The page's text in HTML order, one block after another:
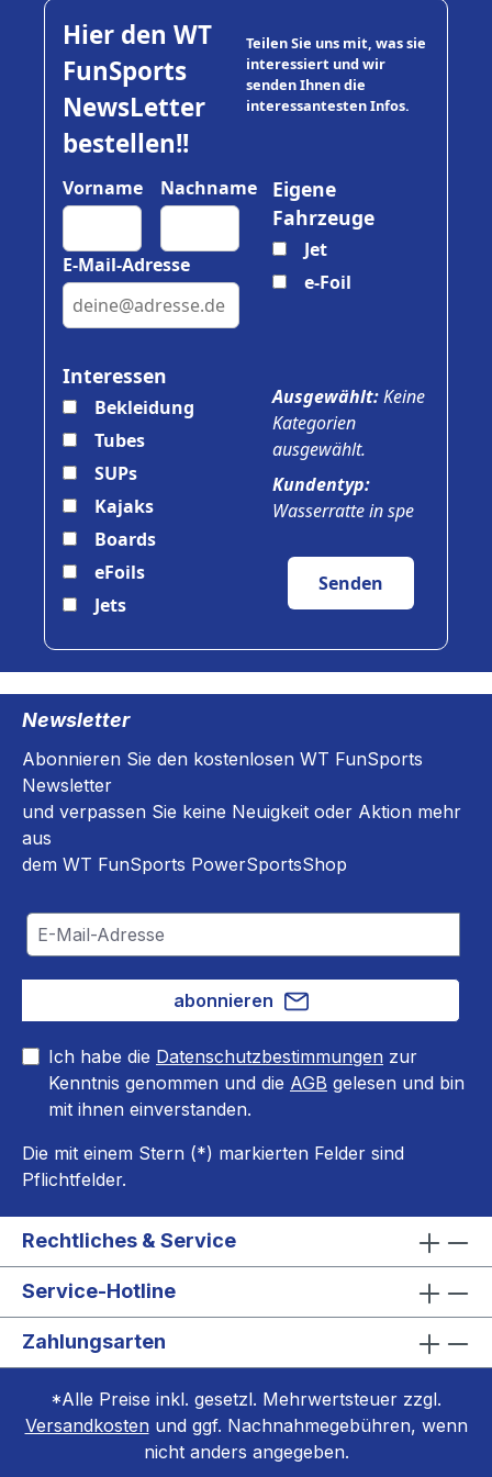
Hier den WT
FunSports
NewsLetter
bestellen!!
Teilen Sie uns mit, was sie
interessiert und wir
senden Ihnen die
interessantesten Infos.
Vorname Nachname
E-Mail-Adresse
Eigene
Fahrzeuge
Jet
e-Foil
Interessen
Bekleidung
Tubes
SUPs
Kajaks
Boards
eFoils
Jets
Ausgewählt:Keine
Kategorien
ausgewählt.
Kundentyp:
Wasserratte in spe
Senden
Newsletter
Abonnieren Sie den kostenlosen WT FunSports
Newsletter
und verpassen Sie keine Neuigkeit oder Aktion mehr
aus
dem WT FunSports PowerSportsShop
abonnieren
Ich habe die Datenschutzbestimmungen zur
Kenntnis genommen und die AGB gelesen und bin
mit ihnen einverstanden.
Die mit einem Stern (*) markierten Felder sind
Pflichtfelder.
Rechtliches & Service
Service-Hotline
Zahlungsarten
*Alle Preise inkl. gesetzl. Mehrwertsteuer zzgl.
Versandkostenund ggf. Nachnahmegebühren, wenn
nicht anders angegeben.